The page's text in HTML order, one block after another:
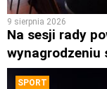
9 sierpnia 2026
Na sesji rady
wynagrodzeniu
SPORT